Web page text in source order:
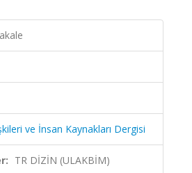
ve İnsan Kaynakları Dergisi
TR DİZİN (ULAKBİM)